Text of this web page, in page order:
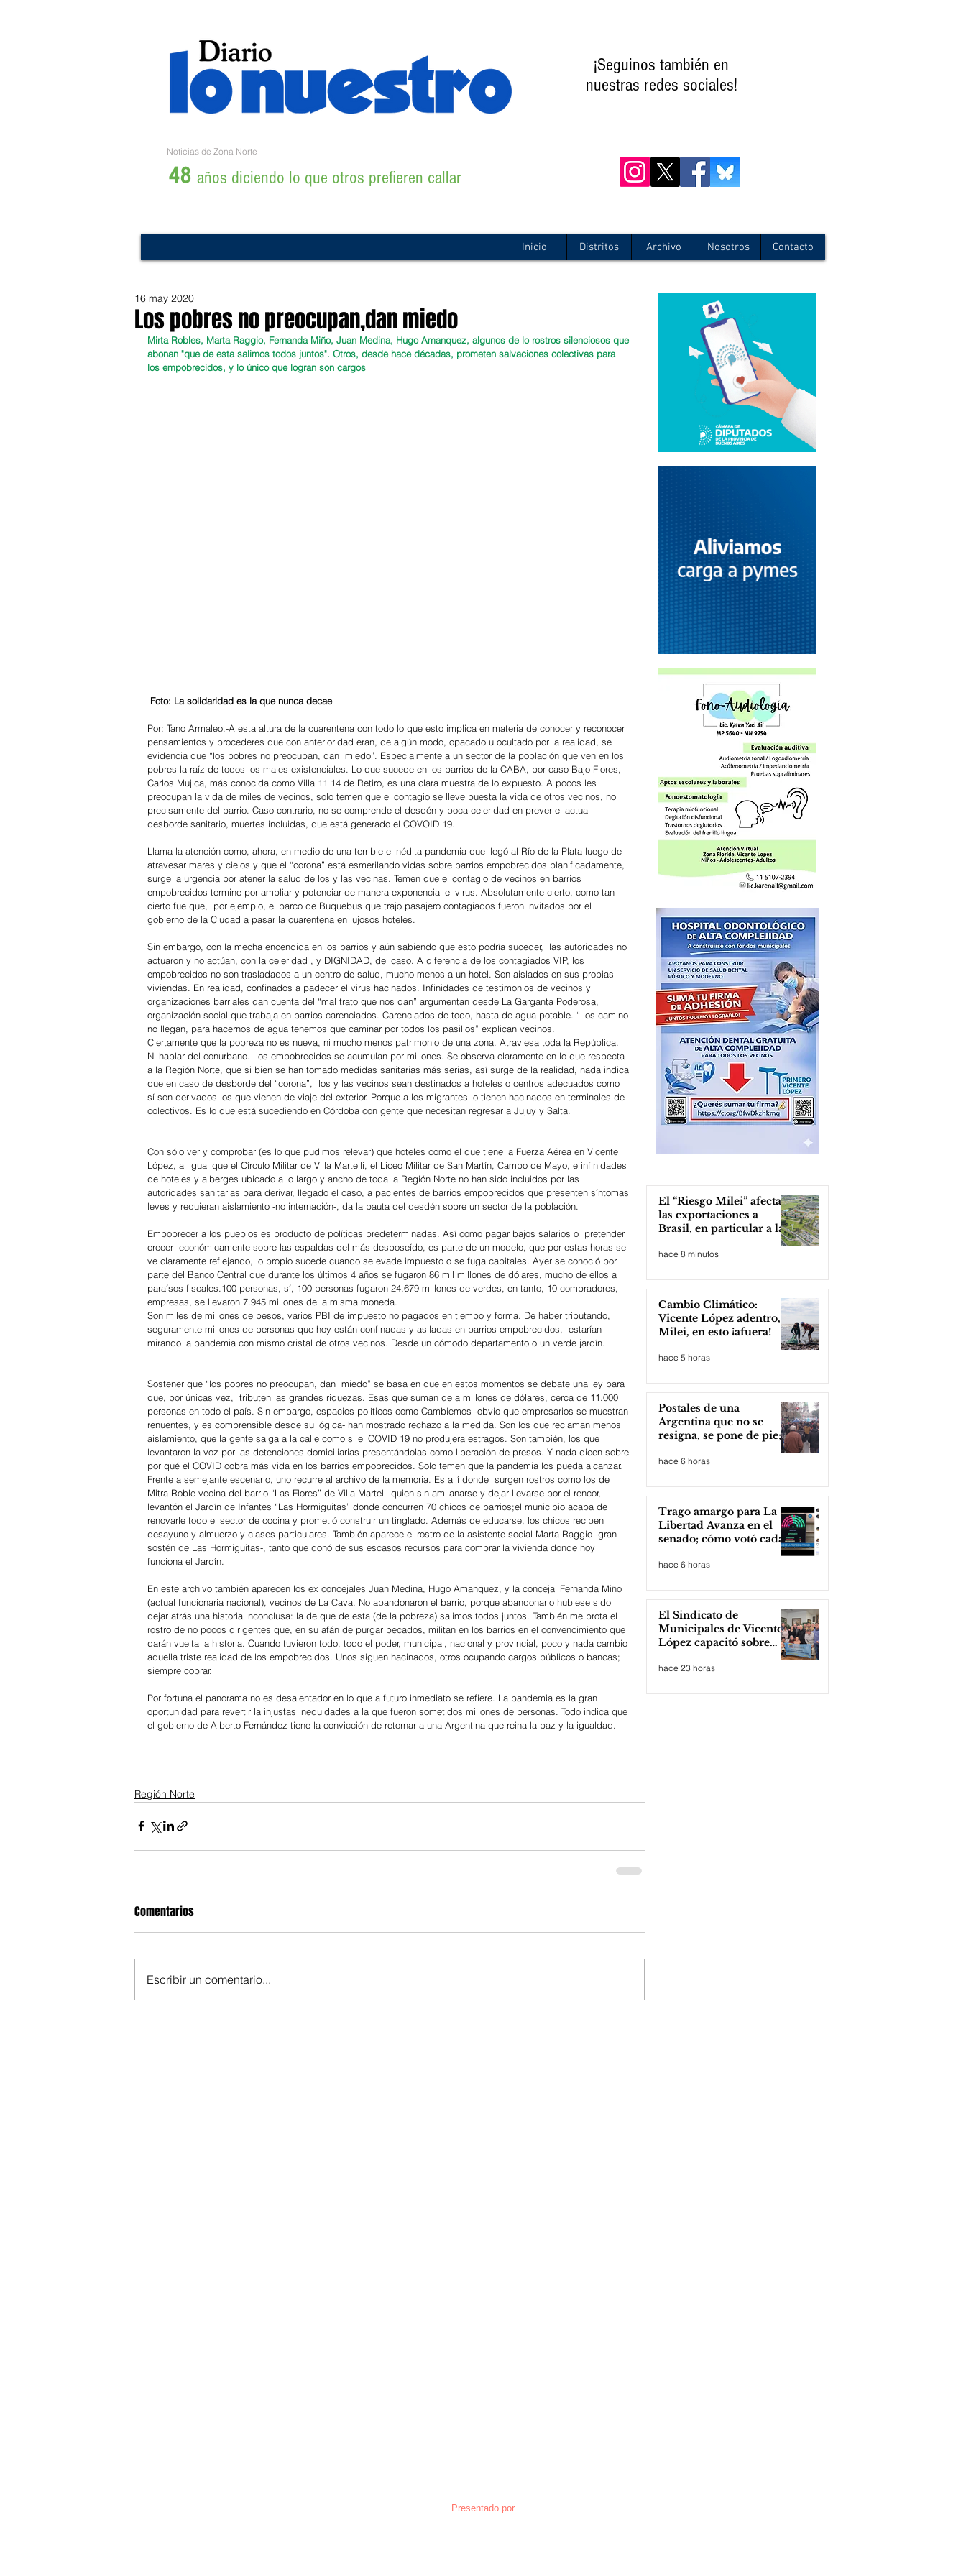
¡Seguinos también en
nuestras redes sociales!
Noticias de Zona Norte
48 años diciendo lo que otros prefieren callar
Inicio Distritos Archivo Nosotros Contacto
Los pobres no preocupan,dan miedo
16 may 2020
Mirta Robles, Marta Raggio, Fernanda Miño, Juan Medina, Hugo Amanquez, algunos de lo rostros silenciosos que
abonan "que de esta salimos todos juntos". Otros, desde hace décadas, prometen salvaciones colectivas para
los empobrecidos, y lo único que logran son cargos
Foto: La solidaridad es la que nunca decae
Por: Tano Armaleo.-A esta altura de la cuarentena con todo lo que esto implica en materia de conocer y reconocer
pensamientos y procederes que con anterioridad eran, de algún modo, opacado u ocultado por la realidad, se
evidencia que “los pobres no preocupan, dan  miedo”. Especialmente a un sector de la población que ven en los
pobres la raíz de todos los males existenciales. Lo que sucede en los barrios de la CABA, por caso Bajo Flores,
Carlos Mujica, más conocida como Villa 11 14 de Retiro, es una clara muestra de lo expuesto. A pocos les
preocupan la vida de miles de vecinos, solo temen que el contagio se lleve puesta la vida de otros vecinos, no
precisamente del barrio. Caso contrario, no se comprende el desdén y poca celeridad en prever el actual
desborde sanitario, muertes incluidas, que está generado el COVOID 19.
Llama la atención como, ahora, en medio de una terrible e inédita pandemia que llegó al Río de la Plata luego de
atravesar mares y cielos y que el “corona” está esmerilando vidas sobre barrios empobrecidos planificadamente,
surge la urgencia por atener la salud de los y las vecinas. Temen que el contagio de vecinos en barrios
empobrecidos termine por ampliar y potenciar de manera exponencial el virus. Absolutamente cierto, como tan
cierto fue que,  por ejemplo, el barco de Buquebus que trajo pasajero contagiados fueron invitados por el
gobierno de la Ciudad a pasar la cuarentena en lujosos hoteles.
Sin embargo, con la mecha encendida en los barrios y aún sabiendo que esto podría suceder,  las autoridades no
actuaron y no actúan, con la celeridad , y DIGNIDAD, del caso. A diferencia de los contagiados VIP, los
empobrecidos no son trasladados a un centro de salud, mucho menos a un hotel. Son aislados en sus propias
viviendas. En realidad, confinados a padecer el virus hacinados. Infinidades de testimonios de vecinos y
organizaciones barriales dan cuenta del “mal trato que nos dan” argumentan desde La Garganta Poderosa,
organización social que trabaja en barrios carenciados. Carenciados de todo, hasta de agua potable. “Los camino
no llegan, para hacernos de agua tenemos que caminar por todos los pasillos” explican vecinos.
Ciertamente que la pobreza no es nueva, ni mucho menos patrimonio de una zona. Atraviesa toda la República.
Ni hablar del conurbano. Los empobrecidos se acumulan por millones. Se observa claramente en lo que respecta
a la Región Norte, que si bien se han tomado medidas sanitarias más serias, así surge de la realidad, nada indica
que en caso de desborde del “corona”,  los y las vecinos sean destinados a hoteles o centros adecuados como
sí son derivados los que vienen de viaje del exterior. Porque a los migrantes lo tienen hacinados en terminales de
colectivos. Es lo que está sucediendo en Córdoba con gente que necesitan regresar a Jujuy y Salta.
Con sólo ver y comprobar (es lo que pudimos relevar) que hoteles como el que tiene la Fuerza Aérea en Vicente
López, al igual que el Círculo Militar de Villa Martelli, el Liceo Militar de San Martín, Campo de Mayo, e infinidades
de hoteles y alberges ubicado a lo largo y ancho de toda la Región Norte no han sido incluidos por las
autoridades sanitarias para derivar, llegado el caso, a pacientes de barrios empobrecidos que presenten síntomas
leves y requieran aislamiento -no internación-, da la pauta del desdén sobre un sector de la población.
Empobrecer a los pueblos es producto de políticas predeterminadas. Así como pagar bajos salarios o  pretender
crecer  económicamente sobre las espaldas del más desposeído, es parte de un modelo, que por estas horas se
ve claramente reflejando, lo propio sucede cuando se evade impuesto o se fuga capitales. Ayer se conoció por
parte del Banco Central que durante los últimos 4 años se fugaron 86 mil millones de dólares, mucho de ellos a
paraísos fiscales.100 personas, sí, 100 personas fugaron 24.679 millones de verdes, en tanto, 10 compradores,
empresas, se llevaron 7.945 millones de la misma moneda.
Son miles de millones de pesos, varios PBI de impuesto no pagados en tiempo y forma. De haber tributando,
seguramente millones de personas que hoy están confinadas y asiladas en barrios empobrecidos,  estarían
mirando la pandemia con mismo cristal de otros vecinos. Desde un cómodo departamento o un verde jardín.
Sostener que “los pobres no preocupan, dan  miedo” se basa en que en estos momentos se debate una ley para
que, por únicas vez,  tributen las grandes riquezas. Esas que suman de a millones de dólares, cerca de 11.000
personas en todo el país. Sin embargo, espacios políticos como Cambiemos -obvio que empresarios se muestran
renuentes, y es comprensible desde su lógica- han mostrado rechazo a la medida. Son los que reclaman menos
aislamiento, que la gente salga a la calle como si el COVID 19 no produjera estragos. Son también, los que
levantaron la voz por las detenciones domiciliarias presentándolas como liberación de presos. Y nada dicen sobre
por qué el COVID cobra más vida en los barrios empobrecidos. Solo temen que la pandemia los pueda alcanzar.
Frente a semejante escenario, uno recurre al archivo de la memoria. Es allí donde  surgen rostros como los de
Mitra Roble vecina del barrio “Las Flores” de Villa Martelli quien sin amilanarse y dejar llevarse por el rencor,
levantón el Jardín de Infantes “Las Hormiguitas” donde concurren 70 chicos de barrios;el municipio acaba de
renovarle todo el sector de cocina y prometió construir un tinglado. Además de educarse, los chicos reciben
desayuno y almuerzo y clases particulares. También aparece el rostro de la asistente social Marta Raggio -gran
sostén de Las Hormiguitas-, tanto que donó de sus escasos recursos para comprar la vivienda donde hoy
funciona el Jardín.
En este archivo también aparecen los ex concejales Juan Medina, Hugo Amanquez, y la concejal Fernanda Miño
(actual funcionaria nacional), vecinos de La Cava. No abandonaron el barrio, porque abandonarlo hubiese sido
dejar atrás una historia inconclusa: la de que de esta (de la pobreza) salimos todos juntos. También me brota el
rostro de no pocos dirigentes que, en su afán de purgar pecados, militan en los barrios en el convencimiento que
darán vuelta la historia. Cuando tuvieron todo, todo el poder, municipal, nacional y provincial, poco y nada cambio
aquella triste realidad de los empobrecidos. Unos siguen hacinados, otros ocupando cargos públicos o bancas;
siempre cobrar.
Por fortuna el panorama no es desalentador en lo que a futuro inmediato se refiere. La pandemia es la gran
oportunidad para revertir la injustas inequidades a la que fueron sometidos millones de personas. Todo indica que
el gobierno de Alberto Fernández tiene la convicción de retornar a una Argentina que reina la paz y la igualdad.
Región Norte
Comentarios
Escribir un comentario...
El “Riesgo Milei” afecta
las exportaciones a
Brasil, en particular a la
industria automotriz de
la provincia
hace 8 minutos
Cambio Climático:
Vicente López adentro,
Milei, en esto ¡afuera!
hace 5 horas
Postales de una
Argentina que no se
resigna, se pone de pie;
hace 6 horas
Trago amargo para La
Libertad Avanza en el
senado; cómo votó cada
hace 6 horas
El Sindicato de
Municipales de Vicente
López capacitó sobre
hace 23 horas
Presentado por